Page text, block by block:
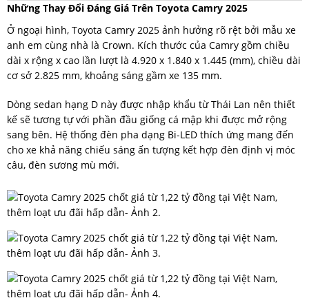
Những Thay Đổi Đáng Giá Trên Toyota Camry 2025
Ở ngoại hình, Toyota Camry 2025 ảnh hưởng rõ rệt bởi mẫu xe
anh em cùng nhà là Crown. Kích thước của Camry gồm chiều
dài x rộng x cao lần lượt là 4.920 x 1.840 x 1.445 (mm), chiều dài
cơ sở 2.825 mm, khoảng sáng gầm xe 135 mm.
Dòng sedan hạng D này được nhập khẩu từ Thái Lan nên thiết
kế sẽ tương tự với phần đầu giống cá mập khi được mở rộng
sang bên. Hệ thống đèn pha dạng Bi-LED thích ứng mang đến
cho xe khả năng chiếu sáng ấn tượng kết hợp đèn định vị móc
câu, đèn sương mù mới.